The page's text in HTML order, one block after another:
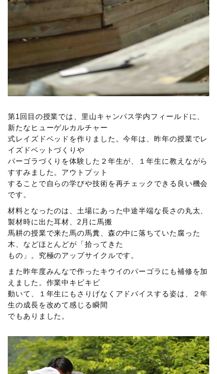
第1回目の授業では、里山キャンパス学内フィールドに、
新たなヒューゲルカルチャー
式レイズドベッドを作りました。今年は、昨年の授業でレ
イズドベットづくりや
パーゴラづくりを体験した２年生が、１年生に教えながら
すすみました。アウトプット
することで自らの学びや技術を再チェックできる良い機会
です。
材料となったのは、土場にあった中途半端な長さの丸太、
製材時に出た耳材、2月に馬搬
馬耕の授業で来た馬の馬糞、森の中に落ちていた腐った
木、などほとんどが「拾ってきた
もの」。究極のアップサイクルです。
また昨年度みんなで作ったキウイのパーゴラにも補修を加
えました。作業中キビキビ
動いて、１年生にもさりげなくアドバイスする姿は、２年
生の成長を改めて感じる瞬間
でもありました。